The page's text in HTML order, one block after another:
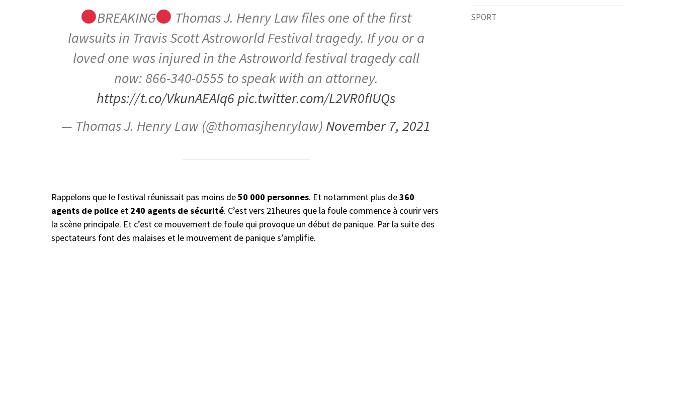
BREAKING
Thomas J. Henry Law files one of the first
lawsuits in Travis Scott Astroworld Festival tragedy. If you or a
loved one was injured in the Astroworld festival tragedy call
now: 866-340-0555 to speak with an attorney.
https://t.co/VkunAEAIq6pic.twitter.com/L2VR0fIUQs
— Thomas J. Henry Law (@thomasjhenrylaw) November 7, 2021
Rappelons que le festival réunissait pas moins de50 000 personnes. Et notamment plus de360
agents de police et 240 agents de sécurité. C’est vers 21heures que la foule commence à courir vers
la scène principale. Et c’est ce mouvement de foule qui provoque un début de panique. Par la suite des
spectateurs font des malaises et le mouvement de panique s’amplifie.
SPORT